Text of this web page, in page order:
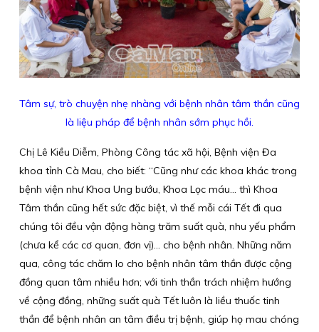
Tâm sự, trò chuyện nhẹ nhàng với bệnh nhân tâm thần cũng
là liệu pháp để bệnh nhân sớm phục hồi.
Chị Lê Kiều Diễm, Phòng Công tác xã hội, Bệnh viện Đa
khoa tỉnh Cà Mau, cho biết: “Cũng như các khoa khác trong
bệnh viện như Khoa Ung bướu, Khoa Lọc máu… thì Khoa
Tâm thần cũng hết sức đặc biệt, vì thế mỗi cái Tết đi qua
chúng tôi đều vận động hàng trăm suất quà, nhu yếu phẩm
(chưa kể các cơ quan, đơn vị)… cho bệnh nhân. Những năm
qua, công tác chăm lo cho bệnh nhân tâm thần được cộng
đồng quan tâm nhiều hơn; với tinh thần trách nhiệm hướng
về cộng đồng, những suất quà Tết luôn là liều thuốc tinh
thần để bệnh nhân an tâm điều trị bệnh, giúp họ mau chóng